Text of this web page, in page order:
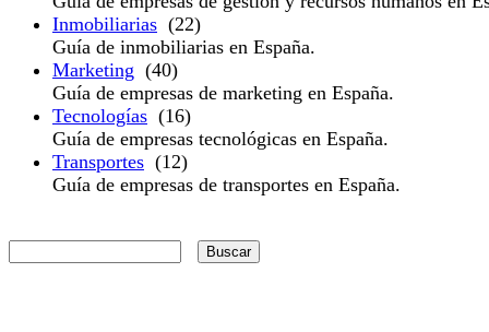
Inmobiliarias (22)
Guía de inmobiliarias en España.
Marketing (40)
Guía de empresas de marketing en España.
Tecnologías (16)
Guía de empresas tecnológicas en España.
Transportes (12)
Guía de empresas de transportes en España.